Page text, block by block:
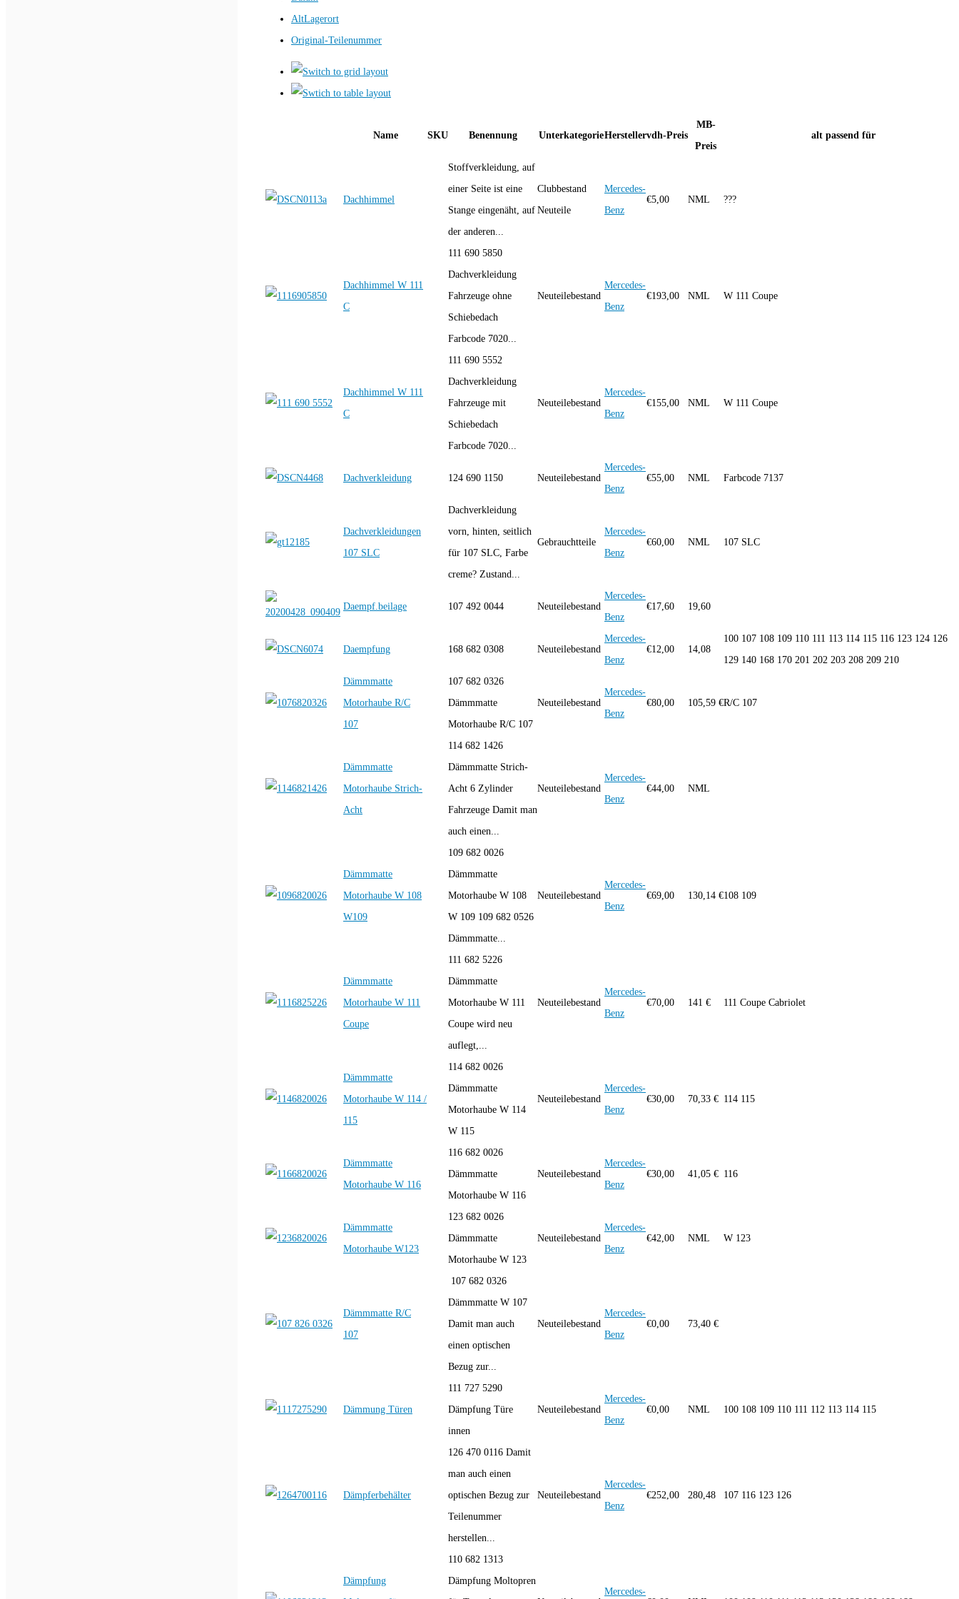
AltLagerort
Original-Teilenummer
Name SKU Benennung UnterkategorieHerstellervdh-Preis
MB-
Preis
alt passend für
Dachhimmel
Stoffverkleidung, auf
einer Seite ist eine
Stange eingenäht, auf
der anderen...
Clubbestand
Neuteile
Mercedes-
Benz
€5,00 NML ???
Dachhimmel W 111
C
111 690 5850
Dachverkleidung
Fahrzeuge ohne
Schiebedach
Farbcode 7020...
Neuteilebestand
Mercedes-
Benz
€193,00 NML W 111 Coupe
Dachhimmel W 111
C
111 690 5552
Dachverkleidung
Fahrzeuge mit
Schiebedach
Farbcode 7020...
Neuteilebestand
Mercedes-
Benz
€155,00 NML W 111 Coupe
Dachverkleidung 124 690 1150 Neuteilebestand
Mercedes-
Benz
€55,00 NML Farbcode 7137
Dachverkleidungen
107 SLC
Dachverkleidung
vorn, hinten, seitlich
für 107 SLC, Farbe
creme? Zustand...
Gebrauchtteile
Mercedes-
Benz
€60,00 NML 107 SLC
Daempf.beilage 107 492 0044 Neuteilebestand
Mercedes-
Benz
€17,60 19,60
Daempfung 168 682 0308 Neuteilebestand
Mercedes-
Benz
€12,00 14,08
100 107 108 109 110 111 113 114 115 116 123 124 126
129 140 168 170 201 202 203 208 209 210
Dämmmatte
Motorhaube R/C
107
107 682 0326
Dämmmatte
Motorhaube R/C 107
Neuteilebestand
Mercedes-
Benz
€80,00 105,59 €R/C 107
Dämmmatte
Motorhaube Strich-
Acht
114 682 1426
Dämmmatte Strich-
Acht 6 Zylinder
Fahrzeuge Damit man
auch einen...
Neuteilebestand
Mercedes-
Benz
€44,00 NML
Dämmmatte
Motorhaube W 108
W109
109 682 0026
Dämmmatte
Motorhaube W 108
W 109 109 682 0526
Dämmmatte...
Neuteilebestand
Mercedes-
Benz
€69,00 130,14 €108 109
Dämmmatte
Motorhaube W 111
Coupe
111 682 5226
Dämmmatte
Motorhaube W 111
Coupe wird neu
auflegt,...
Neuteilebestand
Mercedes-
Benz
€70,00 141 € 111 Coupe Cabriolet
Dämmmatte
Motorhaube W 114 /
115
114 682 0026
Dämmmatte
Motorhaube W 114
W 115
Neuteilebestand
Mercedes-
Benz
€30,00 70,33 € 114 115
Dämmmatte
Motorhaube W 116
116 682 0026
Dämmmatte
Motorhaube W 116
Neuteilebestand
Mercedes-
Benz
€30,00 41,05 € 116
Dämmmatte
Motorhaube W123
123 682 0026
Dämmmatte
Motorhaube W 123
Neuteilebestand
Mercedes-
Benz
€42,00 NML W 123
Dämmmatte R/C
107
107 682 0326
Dämmmatte W 107
Damit man auch
einen optischen
Bezug zur...
Neuteilebestand
Mercedes-
Benz
€0,00 73,40 €
Dämmung Türen
111 727 5290
Dämpfung Türe
innen
Neuteilebestand
Mercedes-
Benz
€0,00 NML 100 108 109 110 111 112 113 114 115
Dämpferbehälter
126 470 0116 Damit
man auch einen
optischen Bezug zur
Teilenummer
herstellen...
Neuteilebestand
Mercedes-
Benz
€252,00 280,48 107 116 123 126
Dämpfung
110 682 1313
Dämpfung Moltopren
Mercedes-